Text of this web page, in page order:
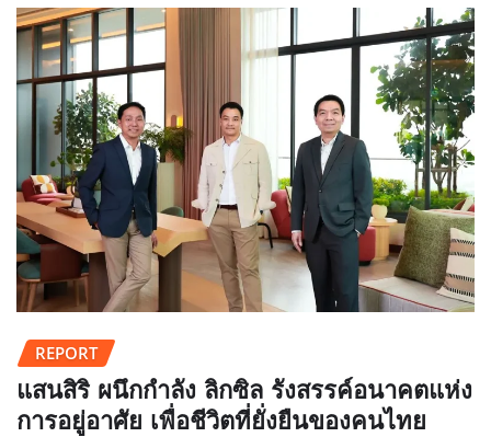
REPORT
แสนสิริ ผนึกกำลัง ลิกซิล รังสรรค์อนาคตแห่ง
การอยู่อาศัย เพื่อชีวิตที่ยั่งยืนของคนไทย